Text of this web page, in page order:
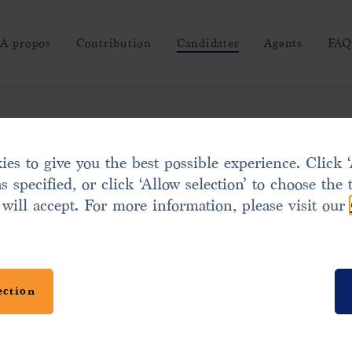
À propos Contribution Candidater Agents FAQ
une
de
et
simple, guidé par
Update: Limited Time Offer
anniversary of the program. A discount of USD
amount from 3 February 2026 for all
prior to 31 December 2026.
to give you the best possible experience. Click
specified, or click ‘Allow selection’ to choose the
will accept. For more information, please visit our